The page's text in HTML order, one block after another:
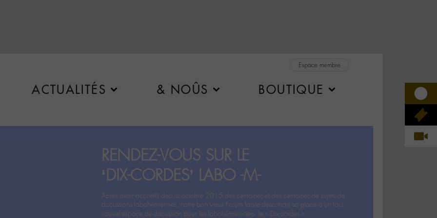
Espace membre
ACTUALITÉS & NOÛS BOUTIQUE
RENDEZ-VOUS SUR LE
‘DIX-CORDES’ LABO -M-
Après avoir accueilli depuis octobre 2015 des centaines et des centaines de sujets de
discussions labohémiennes, notre bon vieux Forum laisse désormais sa place à un tout
nouvel espace de discussion pour les labohémien‧ne‧s: le « Dix-cordes ».